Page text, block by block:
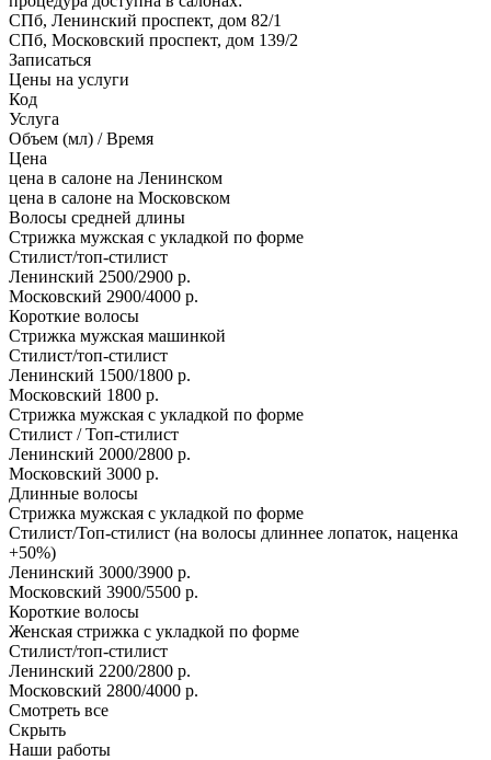
СПб, Ленинский проспект, дом 82/1
СПб, Московский проспект, дом 139/2
Записаться
Цены на услуги
Код
Услуга
Объем (мл) / Время
Цена
цена в салоне на Ленинском
цена в салоне на Московском
Волосы средней длины
Стрижка мужская с укладкой по форме
Стилист/топ-стилист
Ленинский 2500/2900 р.
Московский 2900/4000 р.
Короткие волосы
Стрижка мужская машинкой
Стилист/топ-стилист
Ленинский 1500/1800 р.
Московский 1800 р.
Стрижка мужская с укладкой по форме
Стилист / Топ-стилист
Ленинский 2000/2800 р.
Московский 3000 р.
Длинные волосы
Стрижка мужская с укладкой по форме
Стилист/Топ-стилист (на волосы длиннее лопаток, наценка
+50%)
Ленинский 3000/3900 р.
Московский 3900/5500 р.
Короткие волосы
Женская стрижка с укладкой по форме
Стилист/топ-стилист
Ленинский 2200/2800 р.
Московский 2800/4000 р.
Смотреть все
Скрыть
Наши работы